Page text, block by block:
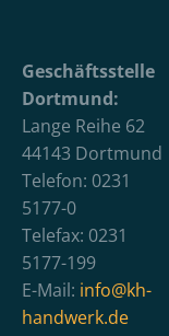
Geschäftsstelle
Dortmund:
Lange Reihe 62
44143 Dortmund
Telefon: 0231
5177-0
Telefax: 0231
5177-199
E-Mail: info@kh-
handwerk.de